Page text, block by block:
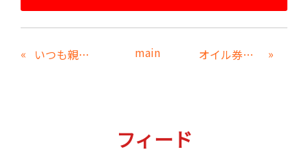
« いつも親切に対応していただきありがとうございます main オイル券・洗車券をいただいてありがとうございました »
フィード